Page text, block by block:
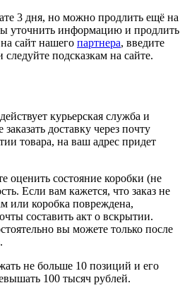
3 дня, но можно продлить ещё на
уточнить информацию и продлить
сайт нашего партнера, введите
подсказкам на сайте.
курьерская служба и
доставку через почту
товара, на ваш адрес придет
оценить состояние коробки (не
Если вам кажется, что заказ не
или коробка повреждена,
составить акт о вскрытии.
вы можете только после
не больше 10 позиций и его
100 тысяч рублей.